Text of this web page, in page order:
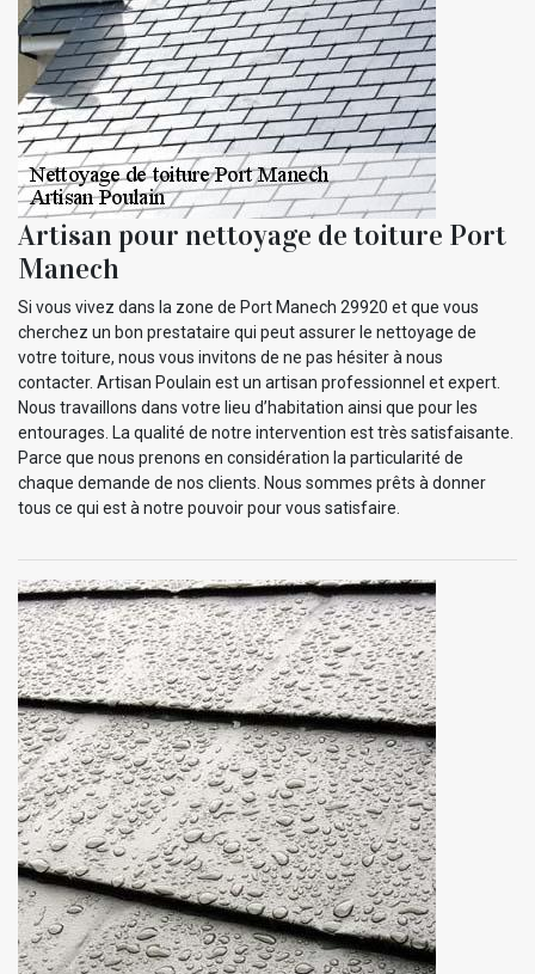
Artisan pour nettoyage de toiture Port
Manech
Si vous vivez dans la zone de Port Manech 29920 et que vous
cherchez un bon prestataire qui peut assurer le nettoyage de
votre toiture, nous vous invitons de ne pas hésiter à nous
contacter. Artisan Poulain est un artisan professionnel et expert.
Nous travaillons dans votre lieu d’habitation ainsi que pour les
entourages. La qualité de notre intervention est très satisfaisante.
Parce que nous prenons en considération la particularité de
chaque demande de nos clients. Nous sommes prêts à donner
tous ce qui est à notre pouvoir pour vous satisfaire.